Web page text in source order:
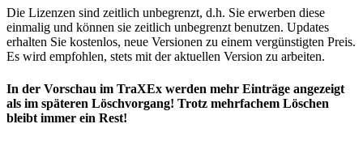
Die Lizenzen sind zeitlich unbegrenzt, d.h. Sie erwerben diese
einmalig und können sie zeitlich unbegrenzt benutzen. Updates
erhalten Sie kostenlos, neue Versionen zu einem vergünstigten Preis.
Es wird empfohlen, stets mit der aktuellen Version zu arbeiten.
In der Vorschau im TraXEx werden mehr Einträge angezeigt
als im späteren Löschvorgang! Trotz mehrfachem Löschen
bleibt immer ein Rest!